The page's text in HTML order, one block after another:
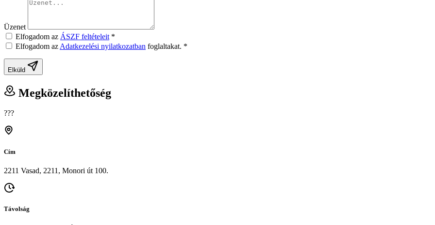
Üzenet
Elfogadom az ÁSZF feltételeit *
Elfogadom az Adatkezelési nyilatkozatban foglaltakat. *
Elküld
Megközelíthetőség
???
Cím
2211 Vasad, 2211, Monori út 100.
Távolság